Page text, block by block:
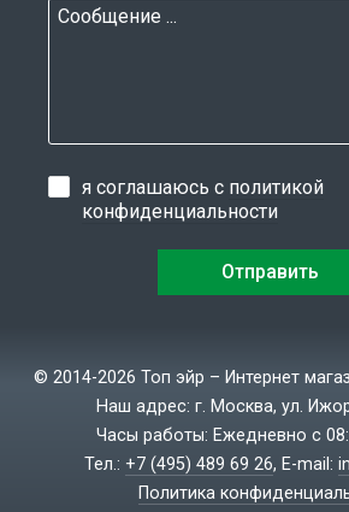
я соглашаюсь с политикой
конфиденциальности
© 2014-2026 Топ эйр – Интернет
Наш адрес: г. Москва, ул.
Часы работы: Ежедневно с
Тел.: +7 (495) 489 69 26, E-mail:
Политика